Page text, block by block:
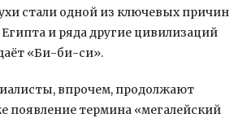
стали одной из ключевых причин
Египта и ряда другие цивилизаций
«Би-би-си».
впрочем, продолжают
появление термина «мегалейский